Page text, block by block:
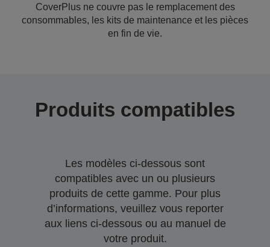
CoverPlus ne couvre pas le remplacement des
consommables, les kits de maintenance et les pièces
en fin de vie.
Produits compatibles
Les modèles ci-dessous sont
compatibles avec un ou plusieurs
produits de cette gamme. Pour plus
d’informations, veuillez vous reporter
aux liens ci-dessous ou au manuel de
votre produit.